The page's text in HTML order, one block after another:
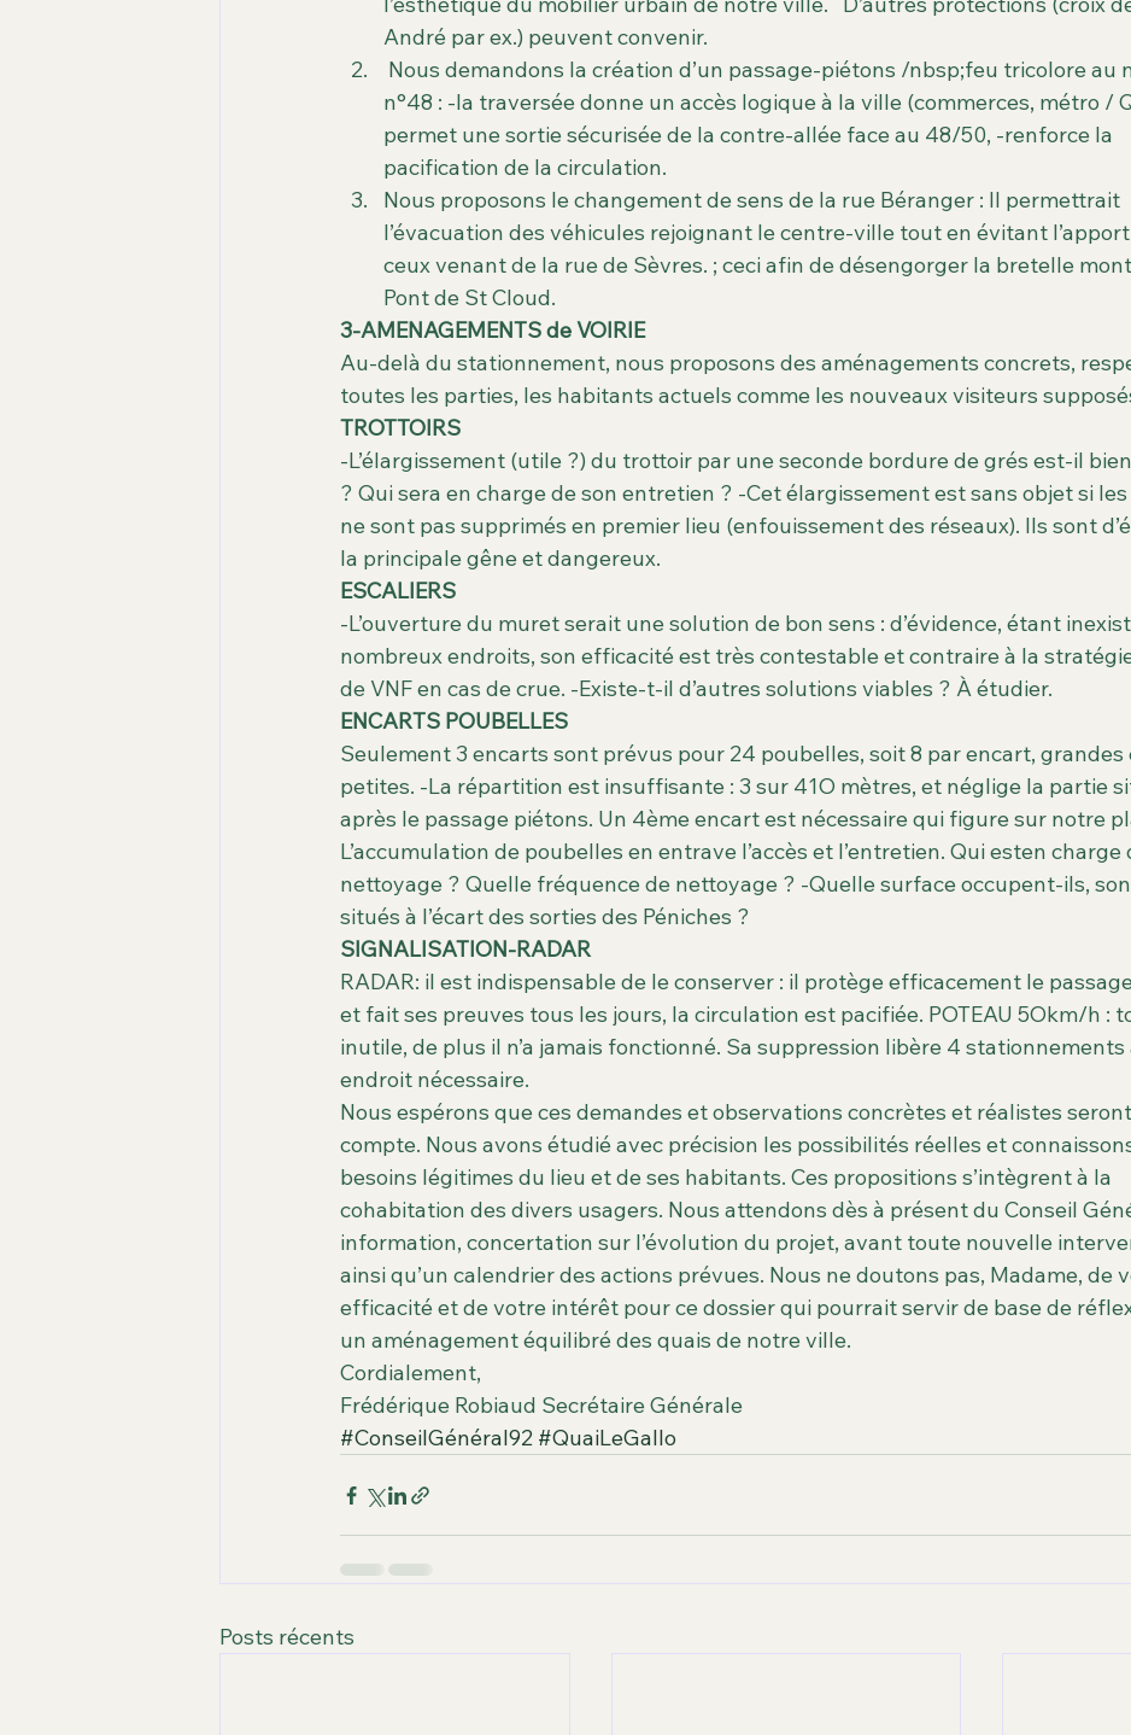
André par ex.) peuvent convenir.
n°48 : -la traversée donne un accès logique à la ville (commerces, métro /
permet une sortie sécurisée de la contre-allée face au 48/50, -renforce la
pacification de la circulation.
Nous proposons le changement de sens de la rue Béranger : Il permettrait
l’évacuation des véhicules rejoignant le centre-ville tout en évitant
ceux venant de la rue de Sèvres. ; ceci afin de désengorger la bretelle
Pont de St Cloud.
3-AMENAGEMENTS de VOIRIE
Au-delà du stationnement, nous proposons des aménagements concrets,
toutes les parties, les habitants actuels comme les nouveaux visiteurs
TROTTOIRS
-L’élargissement (utile ?) du trottoir par une seconde bordure de grés est-il
? Qui sera en charge de son entretien ? -Cet élargissement est sans objet si
ne sont pas supprimés en premier lieu (enfouissement des réseaux). Ils sont
la principale gêne et dangereux.
ESCALIERS
-L’ouverture du muret serait une solution de bon sens : d’évidence, étant
nombreux endroits, son efficacité est très contestable et contraire à la
de VNF en cas de crue. -Existe-t-il d’autres solutions viables ? À étudier.
ENCARTS POUBELLES
Seulement 3 encarts sont prévus pour 24 poubelles, soit 8 par encart, grandes
petites. -La répartition est insuffisante : 3 sur 41O mètres, et néglige la partie
après le passage piétons. Un 4ème encart est nécessaire qui figure sur notre
L’accumulation de poubelles en entrave l’accès et l’entretien. Qui esten charge
nettoyage ? Quelle fréquence de nettoyage ? -Quelle surface occupent-ils,
situés à l’écart des sorties des Péniches ?
SIGNALISATION-RADAR
RADAR: il est indispensable de le conserver : il protège efficacement le
et fait ses preuves tous les jours, la circulation est pacifiée. POTEAU 5Okm/h :
inutile, de plus il n’a jamais fonctionné. Sa suppression libère 4 stationnements
endroit nécessaire.
Nous espérons que ces demandes et observations concrètes et réalistes
compte. Nous avons étudié avec précision les possibilités réelles et
besoins légitimes du lieu et de ses habitants. Ces propositions s’intègrent à la
cohabitation des divers usagers. Nous attendons dès à présent du Conseil
information, concertation sur l’évolution du projet, avant toute nouvelle
ainsi qu’un calendrier des actions prévues. Nous ne doutons pas, Madame, de
efficacité et de votre intérêt pour ce dossier qui pourrait servir de base de
un aménagement équilibré des quais de notre ville.
Cordialement,
Frédérique Robiaud Secrétaire Générale
#ConseilGénéral92 #QuaiLeGallo
Posts récents